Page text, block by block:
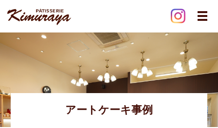
メ
アートケーキ事例